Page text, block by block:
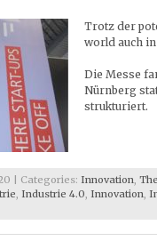
Trotz der
world auch
Die Messe
Nürnberg
strukturiert.
| Categories: Innovation,
, Industrie 4.0, Innovation,